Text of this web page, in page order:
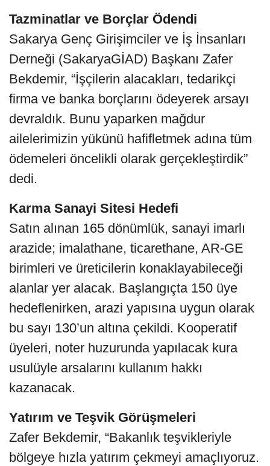
Tazminatlar ve Borçlar Ödendi
Sakarya Genç Girişimciler ve İş İnsanları
Derneği (SakaryaGİAD) Başkanı Zafer
Bekdemir, “İşçilerin alacakları, tedarikçi
firma ve banka borçlarını ödeyerek arsayı
devraldık. Bunu yaparken mağdur
ailelerimizin yükünü hafifletmek adına tüm
ödemeleri öncelikli olarak gerçekleştirdik”
dedi.
Karma Sanayi Sitesi Hedefi
Satın alınan 165 dönümlük, sanayi imarlı
arazide; imalathane, ticarethane, AR‑GE
birimleri ve üreticilerin konaklayabileceği
alanlar yer alacak. Başlangıçta 150 üye
hedeflenirken, arazi yapısına uygun olarak
bu sayı 130’un altına çekildi. Kooperatif
üyeleri, noter huzurunda yapılacak kura
usulüyle arsalarını kullanım hakkı
kazanacak.
Yatırım ve Teşvik Görüşmeleri
Zafer Bekdemir, “Bakanlık teşvikleriyle
bölgeye hızla yatırım çekmeyi amaçlıyoruz.